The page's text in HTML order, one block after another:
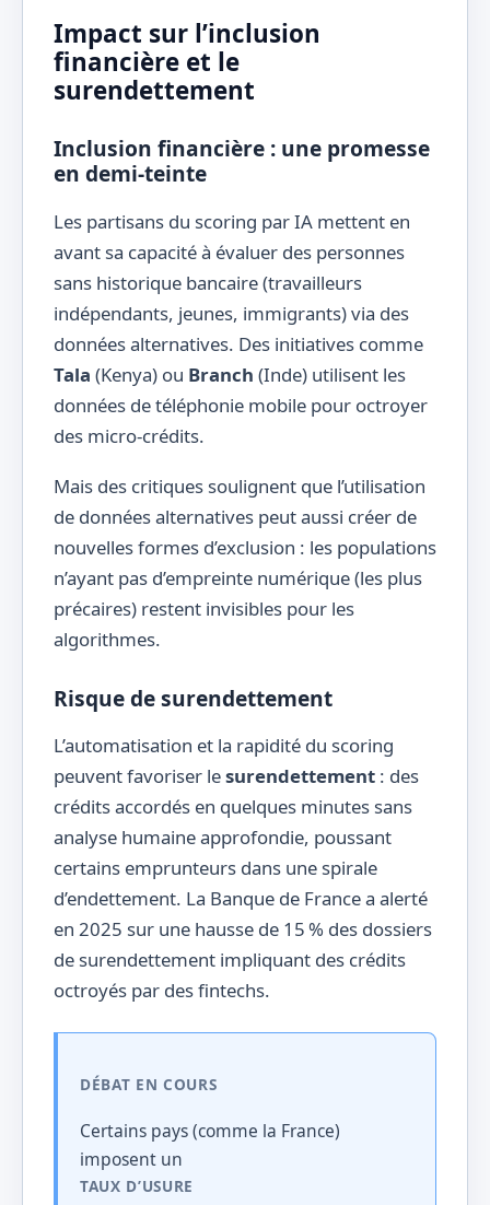
Impact sur l’inclusion
financière et le
surendettement
Inclusion financière : une promesse
en demi-teinte
Les partisans du scoring par IA mettent en
avant sa capacité à évaluer des personnes
sans historique bancaire (travailleurs
indépendants, jeunes, immigrants) via des
données alternatives. Des initiatives comme
Tala (Kenya) ou Branch (Inde) utilisent les
données de téléphonie mobile pour octroyer
des micro-crédits.
Mais des critiques soulignent que l’utilisation
de données alternatives peut aussi créer de
nouvelles formes d’exclusion : les populations
n’ayant pas d’empreinte numérique (les plus
précaires) restent invisibles pour les
algorithmes.
Risque de surendettement
L’automatisation et la rapidité du scoring
peuvent favoriser lesurendettement : des
crédits accordés en quelques minutes sans
analyse humaine approfondie, poussant
certains emprunteurs dans une spirale
d’endettement. La Banque de France a alerté
en 2025 sur une hausse de 15 % des dossiers
de surendettement impliquant des crédits
octroyés par des fintechs.
DÉBAT EN COURS
Certains pays (comme la France)
imposent un
TAUX D’USURE